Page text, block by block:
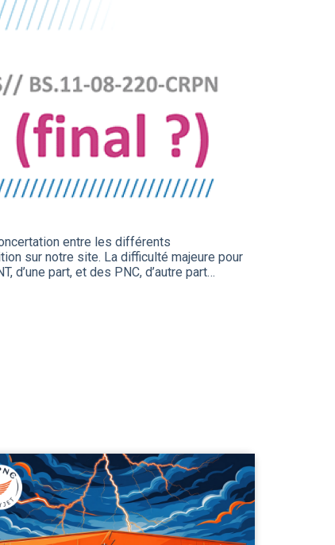
entre les différents
sur notre site. La difficulté majeure pour
part, et des PNC, d’autre part…